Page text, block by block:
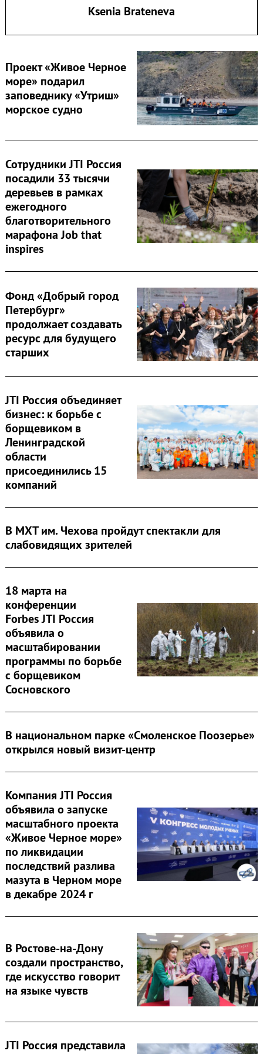
Ksenia Brateneva
Проект «Живое Черное
море» подарил
заповеднику «Утриш»
морское судно
Сотрудники JTI Россия
посадили 33 тысячи
деревьев в рамках
ежегодного
благотворительного
марафона Job that
inspires
Фонд «Добрый город
Петербург»
продолжает создавать
ресурс для будущего
старших
JTI Россия объединяет
бизнес: к борьбе с
борщевиком в
Ленинградской
области
присоединились 15
компаний
В МХТ им. Чехова пройдут спектакли для
слабовидящих зрителей
18 марта на
конференции
Forbes JTI Россия
объявила о
масштабировании
программы по борьбе
с борщевиком
Сосновского
В национальном парке «Смоленское Поозерье»
открылся новый визит-центр
Компания JTI Россия
объявила о запуске
масштабного проекта
«Живое Черное море»
по ликвидации
последствий разлива
мазута в Черном море
в декабре 2024 г
В Ростове-на-Дону
создали пространство,
где искусство говорит
на языке чувств
JTI Россия представила
Search